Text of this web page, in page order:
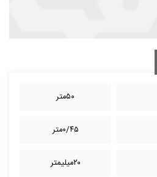
۵۰متر
۰/۴۵متر
۲۰میلیمتر